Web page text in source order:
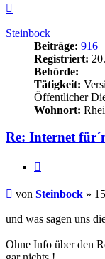
Steinbock
Beiträge: 916
Registriert:
Behörde:
Tätigkeit:
Öffentlicher
Wohnort:
Re: Internet
Beitrag
von Steinbock »
und was sagen uns
Ohne Info über den